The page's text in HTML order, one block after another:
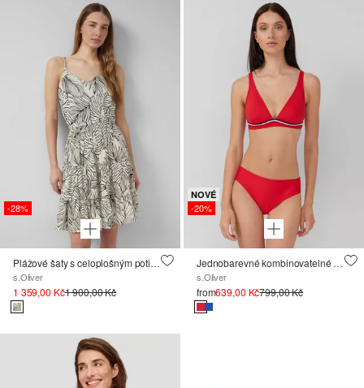
-28%
Plážové šaty s celoplošným potiskem
s.Oliver
1 359,00 Kč1 900,00 Kč
NOVÉ
-20%
Jednobarevné kombinovatelné spodní díly bikin
s.Oliver
from639,00 Kč799,00 Kč